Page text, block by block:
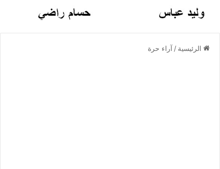
الرئيسية / آراء حرة